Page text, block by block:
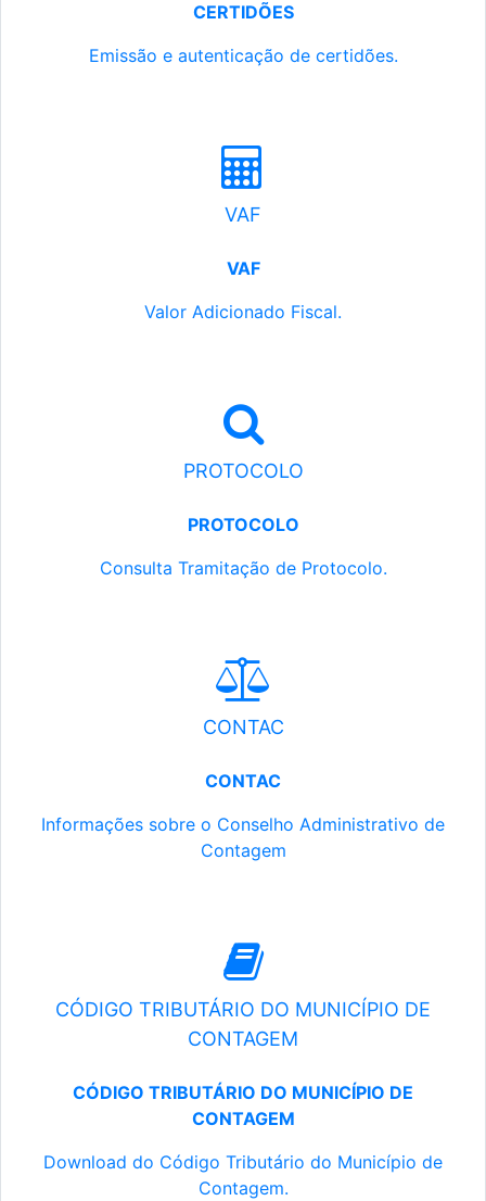
CERTIDÕES
Emissão e autenticação de certidões.
VAF
VAF
Valor Adicionado Fiscal.
PROTOCOLO
PROTOCOLO
Consulta Tramitação de Protocolo.
CONTAC
CONTAC
Informações sobre o Conselho Administrativo de
Contagem
CÓDIGO TRIBUTÁRIO DO MUNICÍPIO DE
CONTAGEM
CÓDIGO TRIBUTÁRIO DO MUNICÍPIO DE
CONTAGEM
Download do Código Tributário do Município de
Contagem.